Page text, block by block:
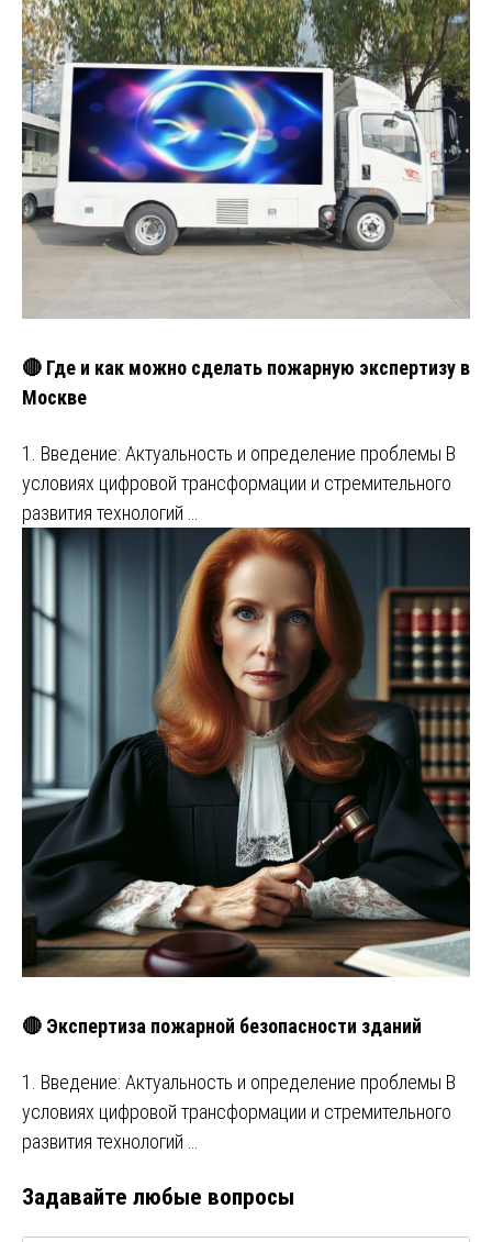
🔴 Где и как можно сделать пожарную экспертизу в
Москве
1. Введение: Актуальность и определение проблемы В
условиях цифровой трансформации и стремительного
развития технологий …
🔴 Экспертиза пожарной безопасности зданий
1. Введение: Актуальность и определение проблемы В
условиях цифровой трансформации и стремительного
развития технологий …
Задавайте любые вопросы